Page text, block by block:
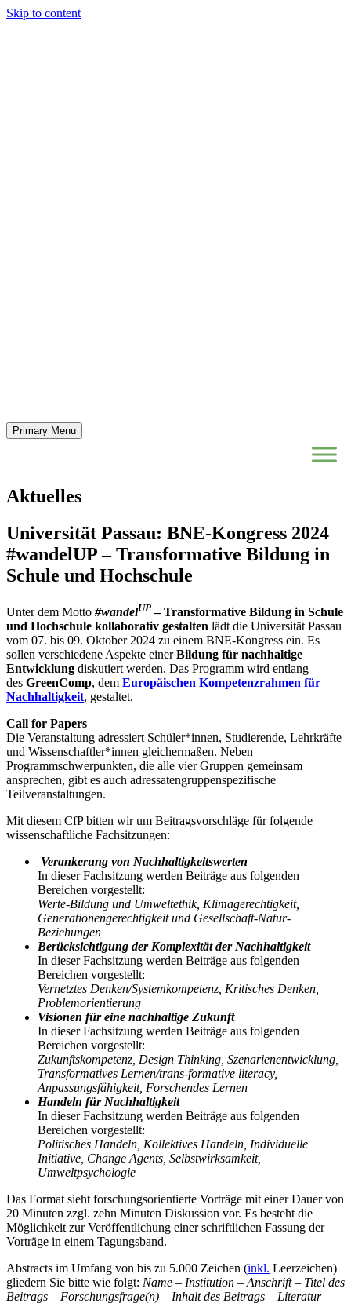
Skip to content
Primary Menu
Aktuelles
Universität Passau: BNE-Kongress 2024
#wandelUP – Transformative Bildung in
Schule und Hochschule
Unter dem Motto #wandelUP – Transformative Bildung in Schule
und Hochschule kollaborativ gestalten lädt die Universität Passau
vom 07. bis 09. Oktober 2024 zu einem BNE-Kongress ein. Es
sollen verschiedene Aspekte einerBildung für nachhaltige
Entwicklung diskutiert werden. Das Programm wird entlang
des GreenComp, dem Europäischen Kompetenzrahmen für
Nachhaltigkeit, gestaltet.
Call for Papers
Die Veranstaltung adressiert Schüler*innen, Studierende, Lehrkräfte
und Wissenschaftler*innen gleichermaßen. Neben
Programmschwerpunkten, die alle vier Gruppen gemeinsam
ansprechen, gibt es auch adressatengruppenspezifische
Teilveranstaltungen.
Mit diesem CfP bitten wir um Beitragsvorschläge für folgende
wissenschaftliche Fachsitzungen:
Verankerung von Nachhaltigkeitswerten
In dieser Fachsitzung werden Beiträge aus folgenden
Bereichen vorgestellt:
Werte-Bildung und Umweltethik, Klimagerechtigkeit,
Generationengerechtigkeit und Gesellschaft-Natur-
Beziehungen
Berücksichtigung der Komplexität der Nachhaltigkeit
In dieser Fachsitzung werden Beiträge aus folgenden
Bereichen vorgestellt:
Vernetztes Denken/Systemkompetenz, Kritisches Denken,
Problemorientierung
Visionen für eine nachhaltige Zukunft
In dieser Fachsitzung werden Beiträge aus folgenden
Bereichen vorgestellt:
Zukunftskompetenz, Design Thinking, Szenarienentwicklung,
Transformatives Lernen/trans-formative literacy,
Anpassungsfähigkeit, Forschendes Lernen
Handeln für Nachhaltigkeit
In dieser Fachsitzung werden Beiträge aus folgenden
Bereichen vorgestellt:
Politisches Handeln, Kollektives Handeln, Individuelle
Initiative, Change Agents, Selbstwirksamkeit,
Umweltpsychologie
Das Format sieht forschungsorientierte Vorträge mit einer Dauer von
20 Minuten zzgl. zehn Minuten Diskussion vor. Es besteht die
Möglichkeit zur Veröffentlichung einer schriftlichen Fassung der
Vorträge in einem Tagungsband.
Abstracts im Umfang von bis zu 5.000 Zeichen (inkl. Leerzeichen)
gliedern Sie bitte wie folgt: Name – Institution – Anschrift – Titel des
Beitrags – Forschungsfrage(n) – Inhalt des Beitrags – Literatur